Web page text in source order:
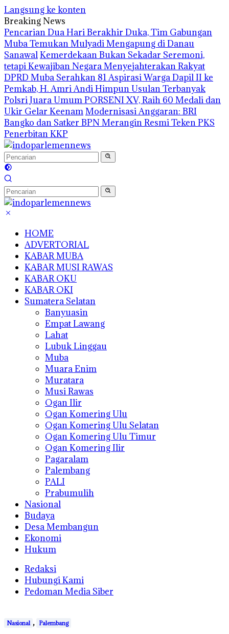
Langsung ke konten
Breaking News
Pencarian Dua Hari Berakhir Duka, Tim Gabungan
Muba Temukan Mulyadi Mengapung di Danau
SanawalKemerdekaan Bukan Sekadar Seremoni,
tetapi Kewajiban Negara Menyejahterakan Rakyat
DPRD Muba Serahkan 81 Aspirasi Warga Dapil II ke
Pemkab, H. Amri Andi Himpun Usulan Terbanyak
Polsri Juara Umum PORSENI XV, Raih 60 Medali dan
Ukir Gelar KeenamModernisasi Anggaran: BRI
Bangko dan Satker BPN Merangin Resmi Teken PKS
Penerbitan KKP
HOME
ADVERTORIAL
KABAR MUBA
KABAR MUSI RAWAS
KABAR OKU
KABAR OKI
Sumatera Selatan
Banyuasin
Empat Lawang
Lahat
Lubuk Linggau
Muba
Muara Enim
Muratara
Musi Rawas
Ogan Ilir
Ogan Komering Ulu
Ogan Komering Ulu Selatan
Ogan Komering Ulu Timur
Ogan Komering Ilir
Pagaralam
Palembang
PALI
Prabumulih
Nasional
Budaya
Desa Membangun
Ekonomi
Hukum
Redaksi
Hubungi Kami
Pedoman Media Siber
Nasional , Palembang